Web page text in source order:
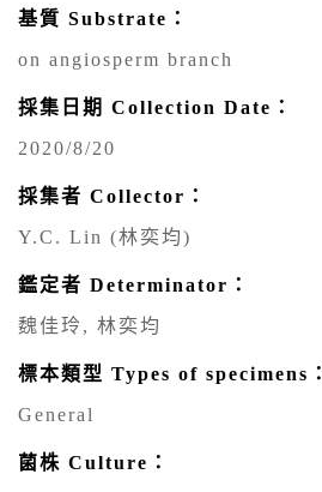
基質 Substrate：
on angiosperm branch
採集日期 Collection Date：
2020/8/20
採集者 Collector：
Y.C. Lin (林奕均)
鑑定者 Determinator：
魏佳玲, 林奕均
標本類型 Types of specimens：
General
菌株 Culture：